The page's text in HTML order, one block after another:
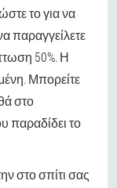
το για να
παραγγείλετε
50%. Η
Μπορείτε
στο
παραδίδει το
στο σπίτι σας